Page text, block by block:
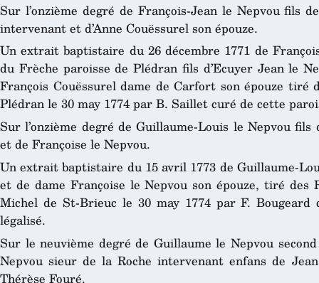
Sur l’onzième degré de François-Jean le Nepvou fils
intervenant et d’Anne Couëssurel son épouze.
Un extrait baptistaire du 26 décembre 1771 de
du Frèche paroisse de Plédran fils d’Ecuyer Jean le
François Couëssurel dame de Carfort son épouze tiré
Plédran le 30 may 1774 par B. Saillet curé de cette
Sur l’onzième degré de Guillaume-Louis le Nepvou
et de Françoise le Nepvou.
Un extrait baptistaire du 15 avril 1773 de Guillaume-
et de dame Françoise le Nepvou son épouze, tiré
Michel de St-Brieuc le 30 may 1774 par F.
légalisé.
Sur le neuvième degré de Guillaume le Nepvou
Nepvou sieur de la Roche intervenant enfans de
Thérèse Fouré.